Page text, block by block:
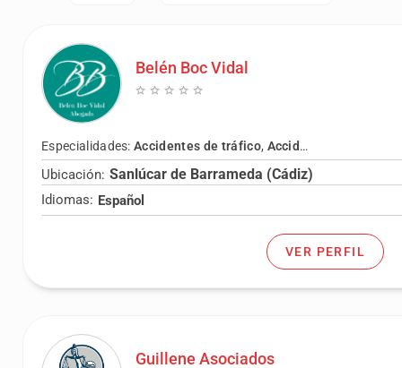
Belén Boc Vidal
Especialidades:Accidentes de tráfico, Accidentes laborales
Ubicación: Sanlúcar de Barrameda (Cádiz)
Idiomas: Español
VER PERFIL
Guillene Asociados